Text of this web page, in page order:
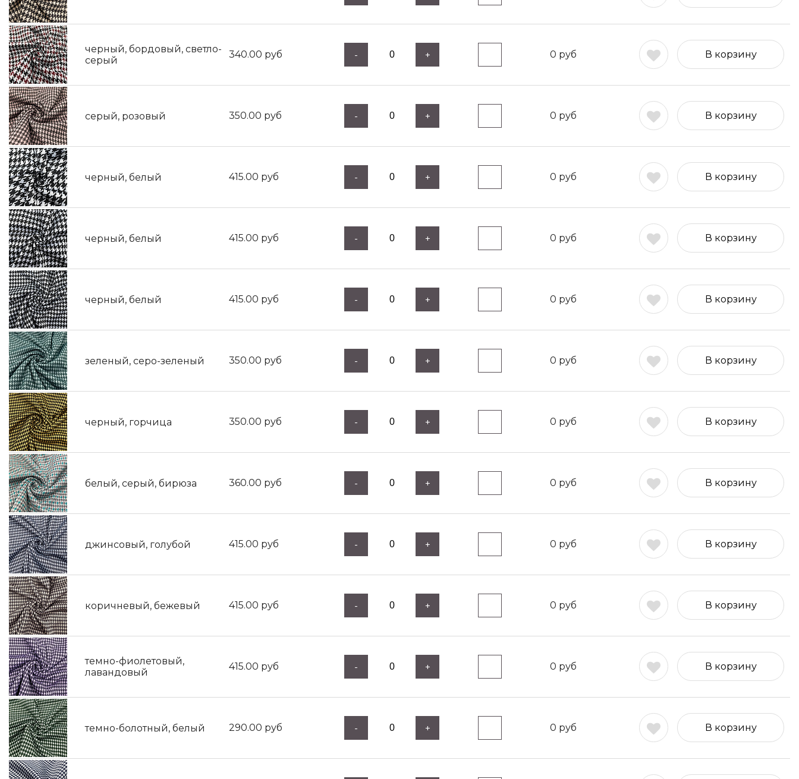
черный, бордовый, светло-
серый
340.00 руб - + 0 руб В корзину
серый, розовый 350.00 руб - + 0 руб В корзину
черный, белый 415.00 руб - + 0 руб В корзину
черный, белый 415.00 руб - + 0 руб В корзину
черный, белый 415.00 руб - + 0 руб В корзину
зеленый, серо-зеленый 350.00 руб - + 0 руб В корзину
черный, горчица 350.00 руб - + 0 руб В корзину
белый, серый, бирюза 360.00 руб - + 0 руб В корзину
джинсовый, голубой 415.00 руб - + 0 руб В корзину
коричневый, бежевый 415.00 руб - + 0 руб В корзину
темно-фиолетовый,
лавандовый
415.00 руб - + 0 руб В корзину
темно-болотный, белый 290.00 руб - + 0 руб В корзину